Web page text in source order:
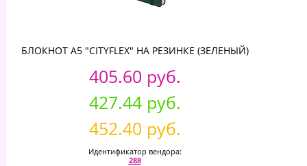
БЛОКНОТ А5 "CITYFLEX" НА РЕЗИНКЕ (ЗЕЛЕНЫЙ)
405.60 руб.
427.44 руб.
452.40 руб.
Идентификатор вендора:
288